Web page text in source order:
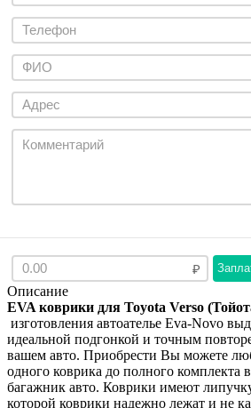
Описание
EVA коврики для Toyota Verso
изготовления автоателье Eva-Novo
идеальной подгонкой и точным
вашем авто. Приобрести Вы можете
одного коврика до полного комплекта
багажник авто. Коврики имеют
которой коврики надежно лежат и не